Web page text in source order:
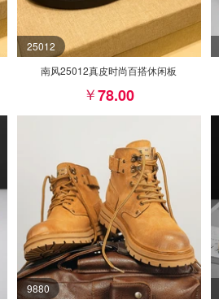
25012
南风25012真皮时尚百搭休闲板
78.00
9880